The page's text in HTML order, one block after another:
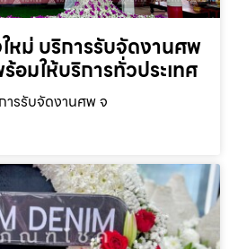
หม่ บริการรับจัดงานศพ
อมให้บริการทั่วประเทศ
ารรับจัดงานศพ จ